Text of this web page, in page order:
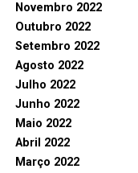
Novembro 2022
Outubro 2022
Setembro 2022
Agosto 2022
Julho 2022
Junho 2022
Maio 2022
Abril 2022
Março 2022